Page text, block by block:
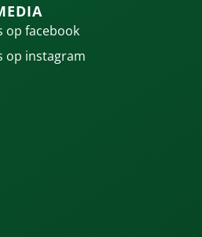
op facebook
op instagram